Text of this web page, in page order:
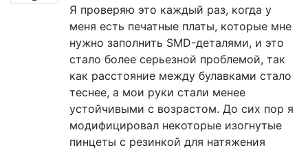
Я проверяю это каждый раз, когда у
меня есть печатные платы, которые мне
нужно заполнить SMD-деталями, и это
стало более серьезной проблемой, так
как расстояние между булавками стало
теснее, а мои руки стали менее
устойчивыми с возрастом. До сих пор я
модифицировал некоторые изогнутые
пинцеты с резинкой для натяжения